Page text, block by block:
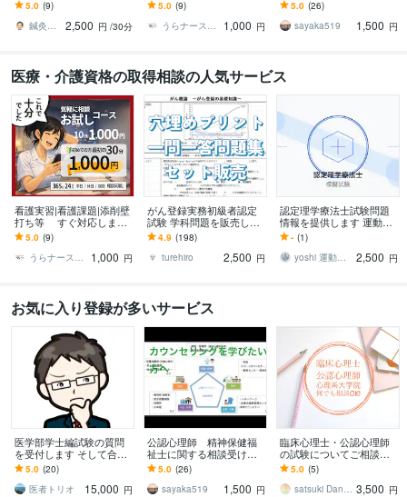
続を寄り添いながら力強
くサポートします
5.0 (9)
鍼灸国家試験道場 お灸先生
2,500 円 /30分
ない｜添削・加筆・修
正 すぐ連絡を！
5.0 (9)
うらナース＠看護過程の達人
1,000 円
て目指す？勉強方法は？
どんなことでも。
5.0 (26)
sayaka519
1,500 円
医療・介護資格の取得相談の人気サービス
看護実習|看護課題|添削壁
打ち等 すぐ対応します
予算を抑えたい｜時間が
ない｜添削・加筆・修
正 すぐ連絡を！
5.0 (9)
うらナース＠看護過程の達人
1,000 円
がん登録実務初級者認定
試験 学科問題を販売して
ます がん登録実務初級者
認定試験(更新試験)を取得
予定の方必見♪
4.9 (198)
turehiro
2,500 円
認定理学療法士試験問題
情報を提供します 運動器
認定理学療法士の試験対
策！
- (1)
yoshi 運動器認定理学療法士
2,500 円
お気に入り登録が多いサービス
医学部学士編試験の質問
を受付します そして合格
へ 〜医学部学士編入試験
は情報戦だ〜
5.0 (20)
医者トリオ
15,000 円
公認心理師 精神保健福
祉士に関する相談受けま
す どんな仕事？どうやっ
て目指す？勉強方法は？
どんなことでも。
5.0 (26)
sayaka519
1,500 円
臨床心理士・公認心理師
の試験についてご相談乗
ります 現役&一発合格し
た臨床心理士・公認心理
師がご相談にのります！
5.0 (5)
satsuki DandC 3,500 円